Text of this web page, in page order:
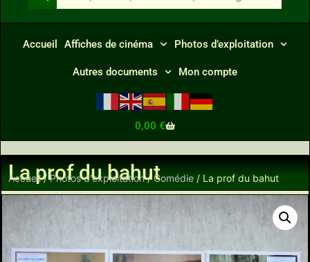
Accueil Affiches de cinéma Photos d’exploitation
Autres documents Mon compte
0,00 €
La prof du bahut
Accueil/Photos d'exploitation/Comédie / La prof du bahut